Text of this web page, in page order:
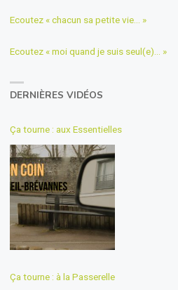
Ecoutez « chacun sa petite vie… »
Ecoutez « moi quand je suis seul(e)… »
DERNIÈRES VIDÉOS
Ça tourne : aux Essentielles
Ça tourne : à la Passerelle